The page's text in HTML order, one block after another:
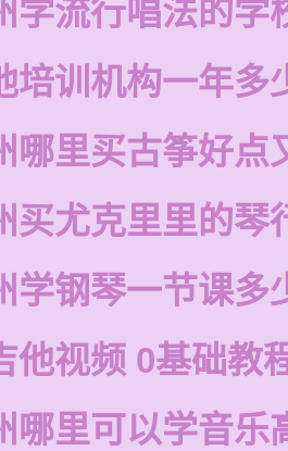
学流行唱法的学
培训机构一年多
哪里买古筝好点
买尤克里里的琴
学钢琴一节课多
他视频 0基础教
哪里可以学音乐